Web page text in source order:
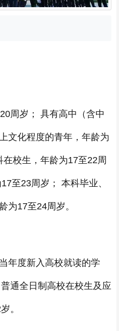
周岁； 具有高中（含中
文化程度的青年，年龄为
校生，年龄为17至22周
至23周岁； 本科毕业、
为17至24周岁。
年度新入高校就读的学
通全日制高校在校生及应
。